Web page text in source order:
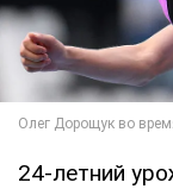
24-летний